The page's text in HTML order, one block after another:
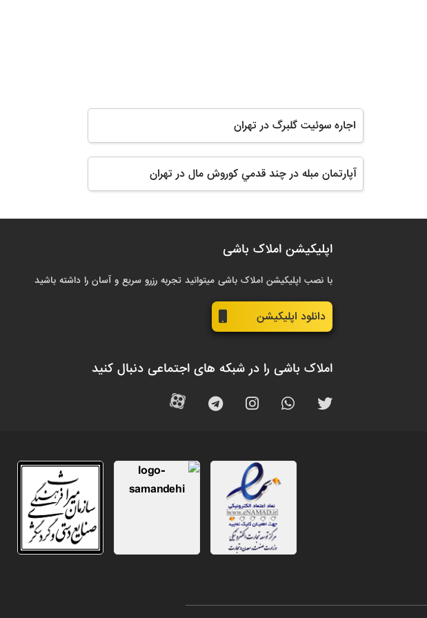
اجاره سوئیت گلبرگ در تهران
آپارتمان مبله در چند قدمي كوروش مال در تهران
اپلیکیشن املاک باشی
با نصب اپلیکیشن املاک باشی میتوانید تجربه رزرو سریع و آسان را داشته باشید
دانلود اپلیکیشن
املاک باشی را در شبکه های اجتماعی دنبال کنید